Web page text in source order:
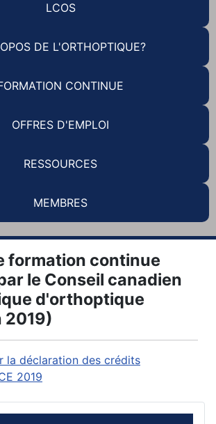
LCOS
DE L'ORTHOPTIQUE?
CONTINUE
OFFRES D'EMPLOI
RESSOURCES
MEMBRES
formation continue
le Conseil canadien
d'orthoptique
2019)
la déclaration des crédits
2019